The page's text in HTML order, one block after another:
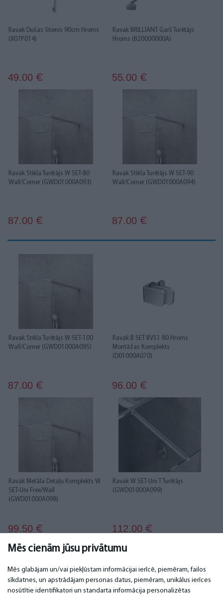
Mēs cienām jūsu privātumu
Mēs glabājam un/vai piekļūstam informācijai ierīcē, piemēram, failos
sīkdatnes, un apstrādājam personas datus, piemēram, unikālus ierīces
nosūtītie identifikatori un standarta informācija personalizētas
Ravak Dušas Stienis 90cm Hroms
(X07P014)
49.00 €
Ravak BRILLIANT Garš Turētājs
Hroms (B20000000A)
55.00 €
Ravak Stikla Turētājs W SET-80
Wall/Corner (GWD01000A093)
87.00 €
Ravak Stikla Turētājs W SET-90
Wall/Corner (GWD01000A094)
87.00 €
Ravak Stikla Turētājs W SET-100
Wall/Corner (GWD01000A095)
87.00 €
Ravak B SET BVS1 80 Hroms
Montāžas Komplekts
(D01000A070)
96.00 €
Ravak Metāla Detaļu Komplekts W
SET-Uni Free/Wall
(GWD01000A098)
99.50 €
Ravak W SET-Uni T Turētājs
(GWD01000A099)
112.00 €